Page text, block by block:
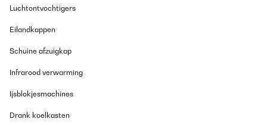
para cualquiera que busque el refugio perfecto al aire libre. Con
protección solar excepcional durante el día. Pero lo que
realmente lo distingue es su encantadora transformación
Luchtontvochtigers
Eilandkappen
Schuine afzuigkap
Infrarood verwarming
Ijsblokjesmachines
Drank koelkasten